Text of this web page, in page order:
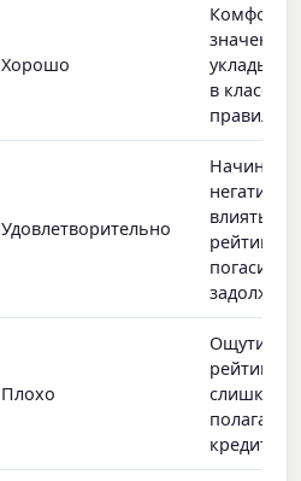
Хорошо
значение,
в
правило
Удовлетворительно
Начинает
негативно
влиять на
рейтинг;
погасить
Плохо
рейтинга;
слишком
кредит